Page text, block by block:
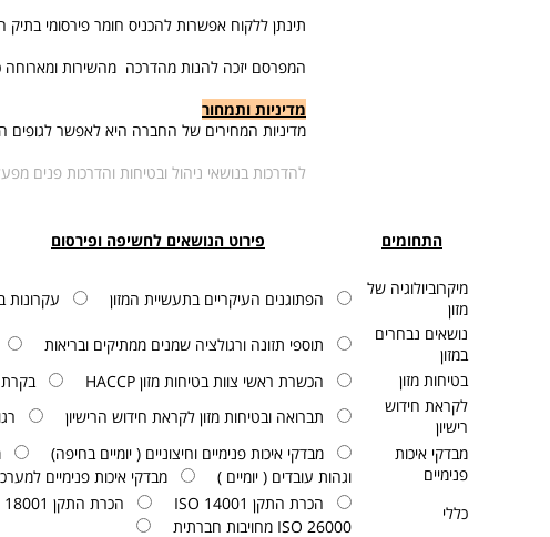
תינתן ללקוח אפשרות להכניס חומר פירסומי
המפרסם יזכה להנות מהדרכה מהשירות
מדיניות ותמחור
מדיניות המחירים של החברה היא לאפשר לגופים
להדרכות בנושאי ניהול ובטיחות והדרכות פנים
התחומים פירוט הנושאים לחשיפה ופירסום